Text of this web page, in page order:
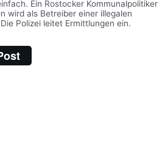
Ein Rostocker Kommunalpolitiker
wird als Betreiber einer illegalen
Polizei leitet Ermittlungen ein.